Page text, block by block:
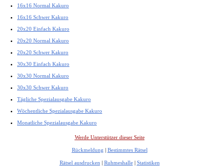
16x16 Normal Kakuro
16x16 Schwer Kakuro
20x20 Einfach Kakuro
20x20 Normal Kakuro
20x20 Schwer Kakuro
30x30 Einfach Kakuro
30x30 Normal Kakuro
30x30 Schwer Kakuro
Tägliche Spezialausgabe Kakuro
Wöchentliche Spezialausgabe Kakuro
Monatliche Spezialausgabe Kakuro
Werde Unterstützer dieser Seite
Rückmeldung | Bestimmtes Rätsel
Rätsel ausdrucken | Ruhmeshalle| Statistiken